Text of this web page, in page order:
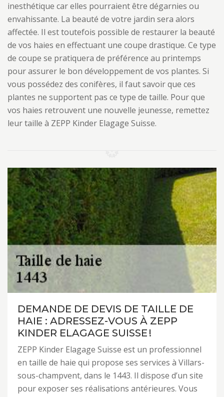
inesthétique car elles pourraient être dégarnies ou
envahissante. La beauté de votre jardin sera alors
affectée. Il est toutefois possible de restaurer la beauté
de vos haies en effectuant une coupe drastique. Ce type
de coupe se pratiquera de préférence au printemps
pour assurer le bon développement de vos plantes. Si
vous possédez des conifères, il faut savoir que ces
plantes ne supportent pas ce type de taille. Pour que
vos haies retrouvent une nouvelle jeunesse, remettez
leur taille à ZEPP Kinder Elagage Suisse.
DEMANDE DE DEVIS DE TAILLE DE
HAIE : ADRESSEZ-VOUS À ZEPP
KINDER ELAGAGE SUISSE !
ZEPP Kinder Elagage Suisse est un professionnel
en taille de haie qui propose ses services à Villars-
sous-champvent, dans le 1443. Il dispose d’un site
pour exposer ses réalisations antérieures. Vous